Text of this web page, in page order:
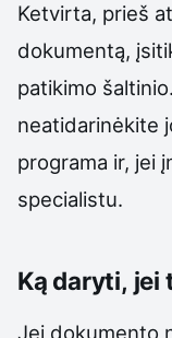
Ketvirta, prieš
dokumentą,
patikimo
neatidarinėkite
programa ir, jei
specialistu.
Ką daryti, jei
Jei dokumento